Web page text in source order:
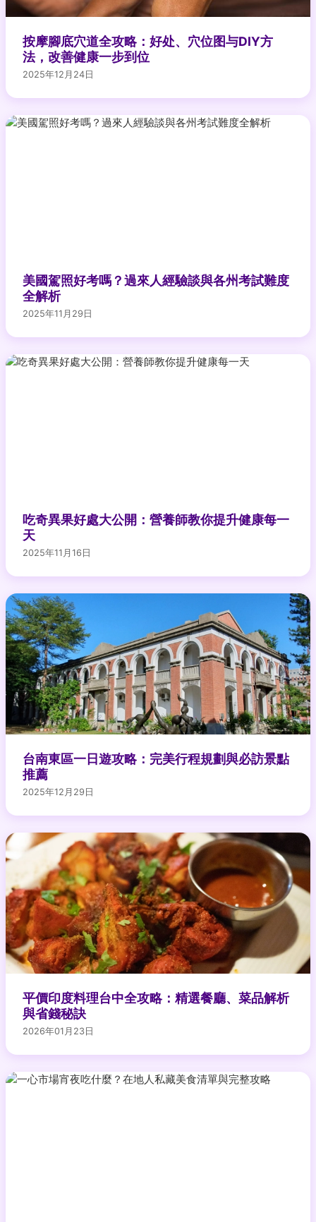
按摩腳底穴道全攻略：好处、穴位图与DIY方
法，改善健康一步到位
2025年12月24日
美國駕照好考嗎？過來人經驗談與各州考試難度
全解析
2025年11月29日
吃奇異果好處大公開：營養師教你提升健康每一
天
2025年11月16日
台南東區一日遊攻略：完美行程規劃與必訪景點
推薦
2025年12月29日
平價印度料理台中全攻略：精選餐廳、菜品解析
與省錢秘訣
2026年01月23日